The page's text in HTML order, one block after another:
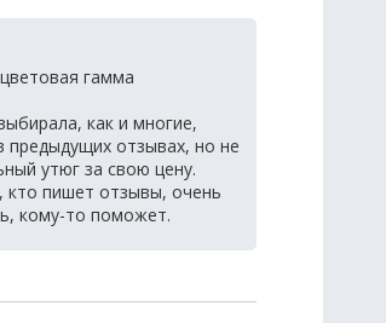
гамма
как и многие,
предыдущих отзывах, но не
утюг за свою цену.
кто пишет отзывы, очень
кому-то поможет.